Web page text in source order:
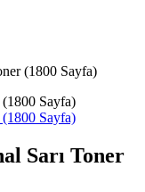
(1800 Sayfa)
Sarı Toner